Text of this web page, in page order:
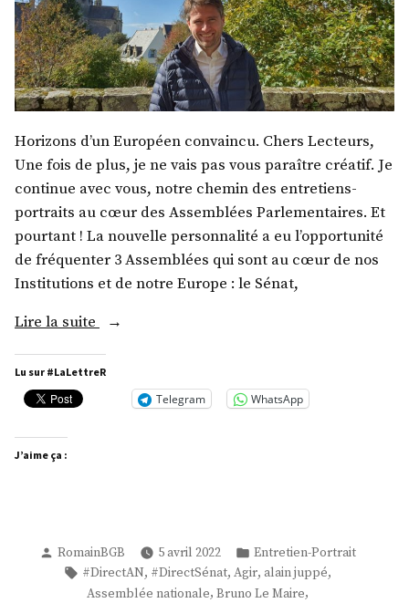
Horizons d’un Européen convaincu. Chers Lecteurs,
Une fois de plus, je ne vais pas vous paraître créatif. Je
continue avec vous, notre chemin des entretiens-
portraits au cœur des Assemblées Parlementaires. Et
pourtant ! La nouvelle personnalité a eu l’opportunité
de fréquenter 3 Assemblées qui sont au cœur de nos
Institutions et de notre Europe : le Sénat,
Lire la suite
« M.
Fournier »
Lu sur #LaLettreR
Telegram WhatsApp
J’aime ça :
Publié
par
RomainBGB 5 avril 2022
Publié
dans
Entretien-Portrait
Étiquettes :
#DirectAN, #DirectSénat, Agir, alain juppé,
Assemblée nationale, Bruno Le Maire,